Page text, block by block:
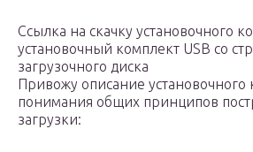
Ссылка на скачку установочного
установочный комплект USB со
загрузочного диска
Привожу описание установочного
понимания общих принципов
загрузки: